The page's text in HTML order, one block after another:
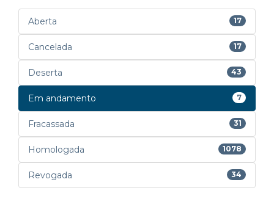
Aberta 17
Cancelada 17
Deserta 43
Em andamento 7
Fracassada 31
Homologada 1078
Revogada 34